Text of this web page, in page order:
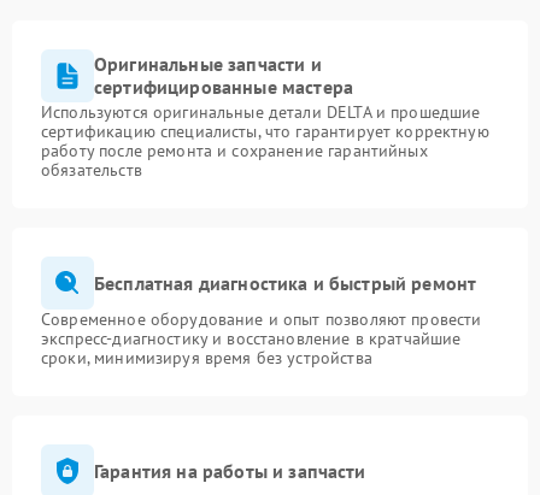
Оригинальные запчасти и
сертифицированные мастера
Используются оригинальные детали DELTA и прошедшие
сертификацию специалисты, что гарантирует корректную
работу после ремонта и сохранение гарантийных
обязательств
Бесплатная диагностика и быстрый ремонт
Современное оборудование и опыт позволяют провести
экспресс-диагностику и восстановление в кратчайшие
сроки, минимизируя время без устройства
Гарантия на работы и запчасти